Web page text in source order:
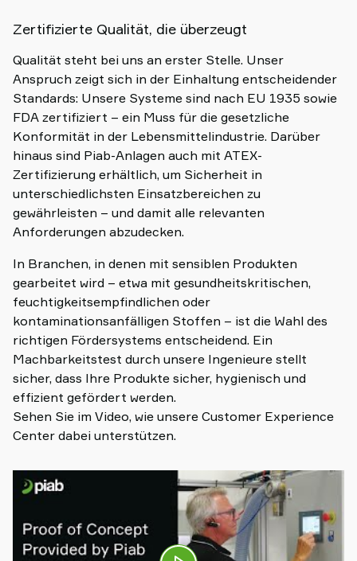
Zertifizierte Qualität, die überzeugt
Qualität steht bei uns an erster Stelle. Unser
Anspruch zeigt sich in der Einhaltung entscheidender
Standards: Unsere Systeme sind nach EU 1935 sowie
FDA zertifiziert – ein Muss für die gesetzliche
Konformität in der Lebensmittelindustrie. Darüber
hinaus sind Piab-Anlagen auch mit ATEX-
Zertifizierung erhältlich, um Sicherheit in
unterschiedlichsten Einsatzbereichen zu
gewährleisten – und damit alle relevanten
Anforderungen abzudecken.
In Branchen, in denen mit sensiblen Produkten
gearbeitet wird – etwa mit gesundheitskritischen,
feuchtigkeitsempfindlichen oder
kontaminationsanfälligen Stoffen – ist die Wahl des
richtigen Fördersystems entscheidend. Ein
Machbarkeitstest durch unsere Ingenieure stellt
sicher, dass Ihre Produkte sicher, hygienisch und
effizient gefördert werden.
Sehen Sie im Video, wie unsere Customer Experience
Center dabei unterstützen.